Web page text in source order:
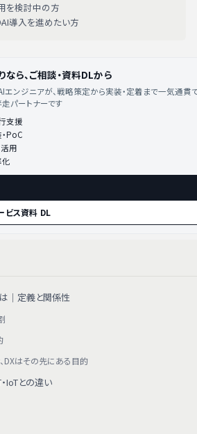
を検討中の方
導入を進めたい方
なら、ご相談・資料DLから
エンジニアが、戦略策定から実装・定着まで一気通貫
パートナーです
支援
PoC
用
化
ビス資料 DL
｜定義と関係性
DXはその先にある目的
IoTとの違い